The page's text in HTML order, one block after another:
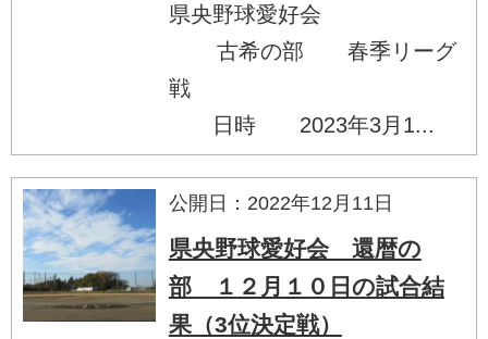
県央野球愛好会
古希の部 春季リーグ
戦
日時 2023年3月1...
公開日：2022年12月11日
県央野球愛好会 還暦の
部 １２月１０日の試合結
果（3位決定戦）